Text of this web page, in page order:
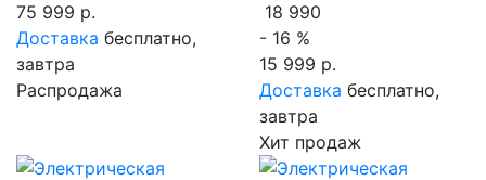
75 999 р.
Доставка бесплатно,
завтра
Распродажа
18 990
- 16 %
15 999 р.
Доставка бесплатно,
завтра
Хит продаж